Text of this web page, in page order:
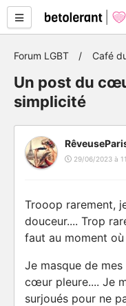
Forum LGBT Café
Un post du
simplicité
29/06/2023 à
Trooop rarement,
douceur.... Trop
faut au moment
Je masque de
cœur pleure.... Je
surjoués pour ne